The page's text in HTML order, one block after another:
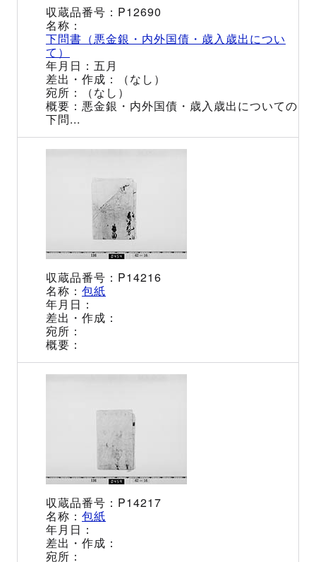
P12690
下問書（悪金銀・内外国債・歳入歳出につい
て）
五月
（なし）
（なし）
悪金銀・内外国債・歳入歳出についての
下問...
P14216
包紙
P14217
包紙